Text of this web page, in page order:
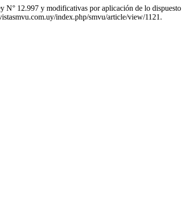
12.997 y modificativas por aplicación de lo dispuesto
index.php/smvu/article/view/1121.